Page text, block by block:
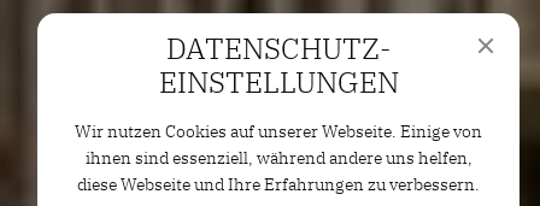
DATENSCHUTZ­
EINSTELLUNGEN
Wir nutzen Cookies auf unserer Webseite. Einige von
ihnen sind essenziell, während andere uns helfen,
diese Webseite und Ihre Erfahrungen zu verbessern.